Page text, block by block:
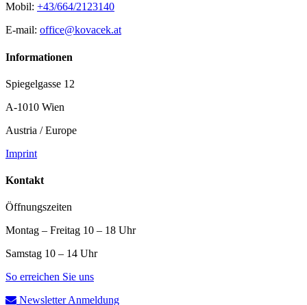
Mobil: +43/664/2123140
E-mail: office@kovacek.at
Informationen
Spiegelgasse 12
A-1010 Wien
Austria / Europe
Imprint
Kontakt
Öffnungszeiten
Montag – Freitag 10 – 18 Uhr
Samstag 10 – 14 Uhr
So erreichen Sie uns
Newsletter Anmeldung